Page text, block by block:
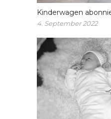
Kinderwagen
4. September 2022